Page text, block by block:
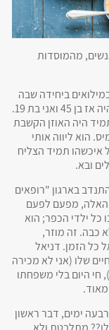
מהמוסדות
ביחידה שבה
שירתתי ואיכשהו הפכנו לחברים הכי טובים. הוא היה אז בן 45 ואני בת 19.
תמיד היה האוזן הקשבת
הוא ליווה אותי
איכשהו תמיד הצליח
ובא.
בארגון "רופאים
האלה, מפעם לפעם
כל ילדי הכפר; הוא
כבה. זה מוזר,
כל הזמן. דניאל
שלו (אני לא מכירה
היום בלי משפחתו
ימים, דבר ראשון